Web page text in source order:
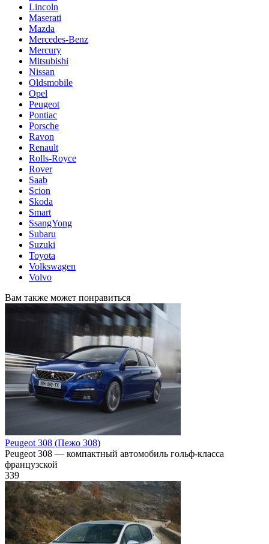
Lincoln
Maserati
Mazda
Mercedes-Benz
Mercury
Mitsubishi
Nissan
Oldsmobile
Opel
Peugeot
Pontiac
Porsche
Ravon
Renault
Rolls-Royce
Rover
Saab
Scion
Skoda
Smart
SsangYong
Subaru
Suzuki
Toyota
Volkswagen
Volvo
Вам также может понравиться
Peugeot 308 (Пежо 308)
Peugeot 308 — компактный автомобиль гольф-класса
французской
339